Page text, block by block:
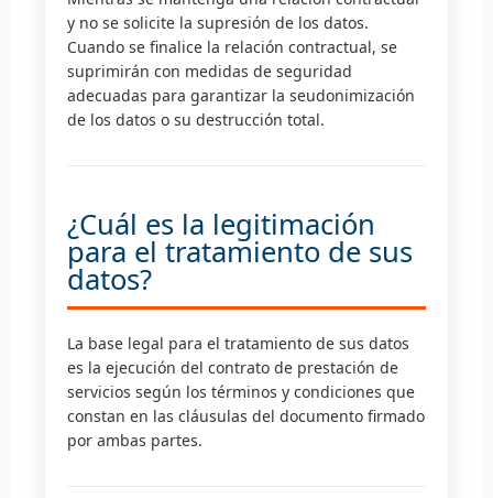
y no se solicite la supresión de los datos.
Cuando se finalice la relación contractual, se
suprimirán con medidas de seguridad
adecuadas para garantizar la seudonimización
de los datos o su destrucción total.
¿Cuál es la legitimación
para el tratamiento de sus
datos?
La base legal para el tratamiento de sus datos
es la ejecución del contrato de prestación de
servicios según los términos y condiciones que
constan en las cláusulas del documento firmado
por ambas partes.